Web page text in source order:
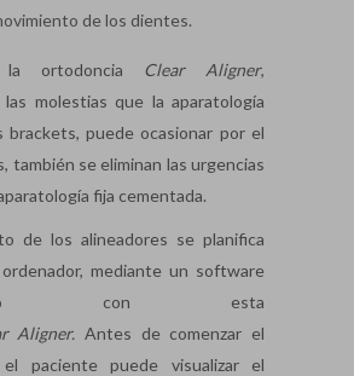
de los dientes.
ortodoncia Clear Aligner,
molestias que la aparatología
brackets, puede ocasionar por el
también se eliminan las urgencias
fija cementada.
de los alineadores se planifica
mediante un software
con esta
Aligner. Antes de comenzar el
paciente puede visualizar el